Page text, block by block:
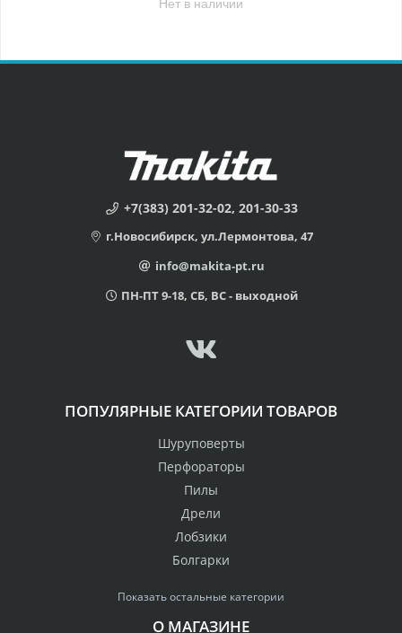
+7(383) 201-32-02, 201-30-33
г.Новосибирск, ул.Лермонтова, 47
info@makita-pt.ru
ПН-ПТ 9-18, СБ, ВС - выходной
ПОПУЛЯРНЫЕ КАТЕГОРИИ ТОВАРОВ
Шуруповерты
Перфораторы
Пилы
Дрели
Лобзики
Болгарки
Показать остальные категории
О МАГАЗИНЕ